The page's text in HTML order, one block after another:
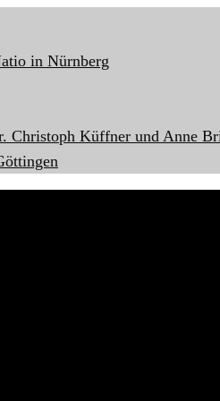
in Nürnberg
Christoph Küffner und Anne